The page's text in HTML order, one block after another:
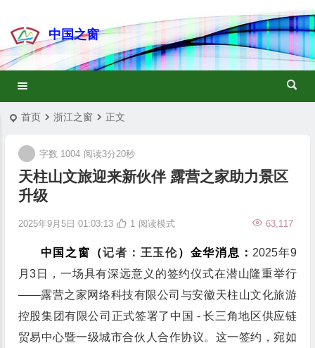
中国之窗
首页 浙江之窗 正文
天柱山文旅迎来新伙伴 露营之家助力景区
升级
2025年9月5日 01:03:13 63,117
1
字数 1004 阅读3分20秒
阅读模式
中国之窗（记者：王玉伦）金华消息： 2025年9
月3日，一场具有深远意义的签约仪式在潜山隆重举行
——露营之家网络科技有限公司与安徽天柱山文化旅游
控股集团有限公司正式签署了中国 - 长三角地区供应链
贸易中心暨一级城市合伙人合作协议。这一签约，宛如